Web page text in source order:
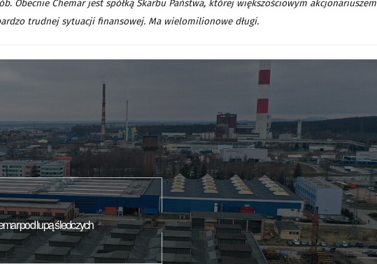
Obecnie Chemar jest spółką Skarbu Państwa, której większościowym akcjonariuszem
trudnej sytuacji finansowej. Ma wielomilionowe długi.
pod lupą śledczych